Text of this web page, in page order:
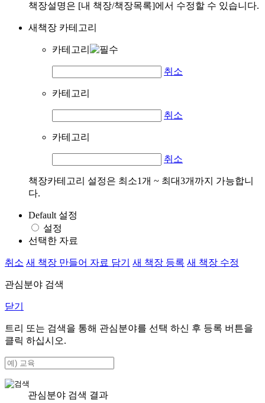
책장설명은 [내 책장/책장목록]에서 수정할 수 있습니다.
새책장 카테고리
카테고리
취소
카테고리
취소
카테고리
취소
책장카테고리 설정은 최소1개 ~ 최대3개까지 가능합니
다.
Default 설정
설정
선택한 자료
취소 새 책장 만들어 자료 담기 새 책장 등록 새 책장 수정
관심분야 검색
닫기
트리 또는 검색을 통해 관심분야를 선택 하신 후 등록 버튼을
클릭 하십시오.
관심분야 검색 결과